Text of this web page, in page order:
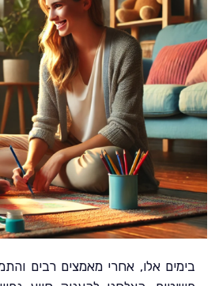
בימים אלו, אחרי מאמצים רבים